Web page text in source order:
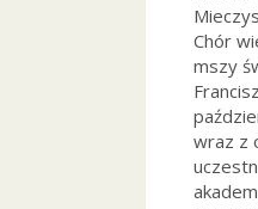
Chór
mszy
wraz z